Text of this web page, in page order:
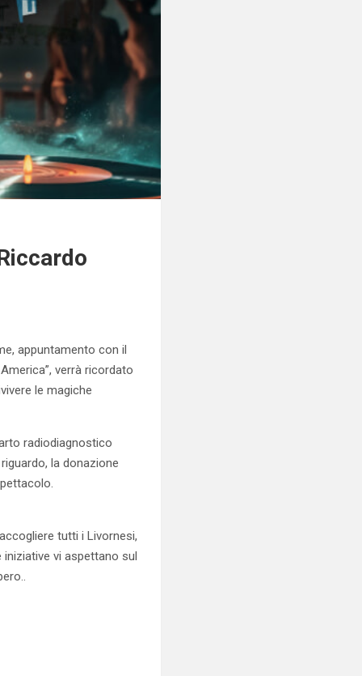
appuntamento con il
verrà ricordato
le magiche
radiodiagnostico
la donazione
tutti i Livornesi,
iniziative vi aspettano sul